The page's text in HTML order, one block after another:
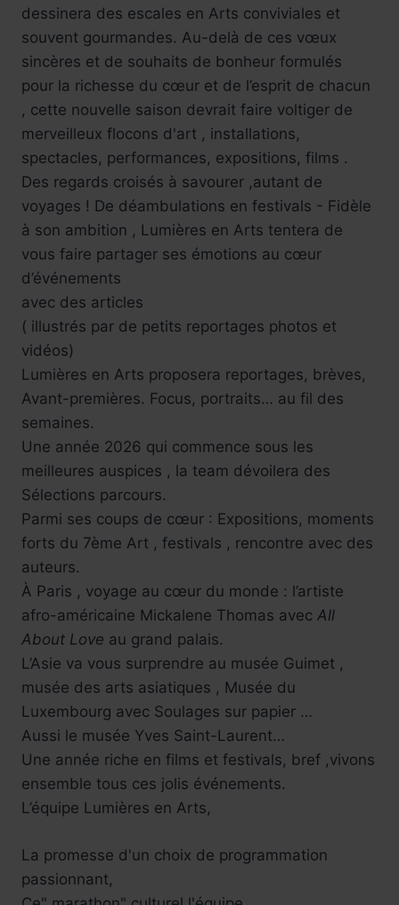
dessinera des escales en Arts conviviales et
souvent gourmandes. Au-delà de ces vœux
sincères et de souhaits de bonheur formulés
pour la richesse du cœur et de l’esprit de chacun
, cette nouvelle saison devrait faire voltiger de
merveilleux flocons d'art , installations,
spectacles, performances, expositions, films .
Des regards croisés à savourer ,autant de
voyages ! De déambulations en festivals - Fidèle
à son ambition , Lumières en Arts tentera de
vous faire partager ses émotions au cœur
d’événements
avec des articles
( illustrés par de petits reportages photos et
vidéos)
Lumières en Arts proposera reportages, brèves,
Avant-premières. Focus, portraits… au fil des
semaines.
Une année 2026 qui commence sous les
meilleures auspices , la team dévoilera des
Sélections parcours.
Parmi ses coups de cœur : Expositions, moments
forts du 7ème Art , festivals , rencontre avec des
auteurs.
À Paris , voyage au cœur du monde : l’artiste
afro-américaine Mickalene Thomas avec All
About Love au grand palais.
L’Asie va vous surprendre au musée Guimet ,
musée des arts asiatiques , Musée du
Luxembourg avec Soulages sur papier …
Aussi le musée Yves Saint-Laurent…
Une année riche en films et festivals, bref ,vivons
ensemble tous ces jolis événements.
L’équipe Lumières en Arts,
La promesse d'un choix de programmation
passionnant,